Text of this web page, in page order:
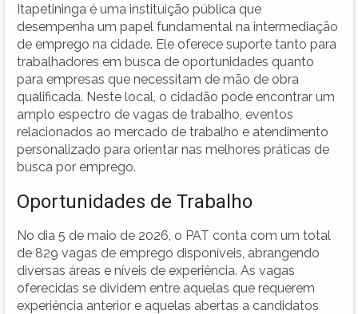
Itapetininga é uma instituição pública que
desempenha um papel fundamental na intermediação
de emprego na cidade. Ele oferece suporte tanto para
trabalhadores em busca de oportunidades quanto
para empresas que necessitam de mão de obra
qualificada. Neste local, o cidadão pode encontrar um
amplo espectro de vagas de trabalho, eventos
relacionados ao mercado de trabalho e atendimento
personalizado para orientar nas melhores práticas de
busca por emprego.
Oportunidades de Trabalho
No dia 5 de maio de 2026, o PAT conta com um total
de 829 vagas de emprego disponíveis, abrangendo
diversas áreas e níveis de experiência. As vagas
oferecidas se dividem entre aquelas que requerem
experiência anterior e aquelas abertas a candidatos